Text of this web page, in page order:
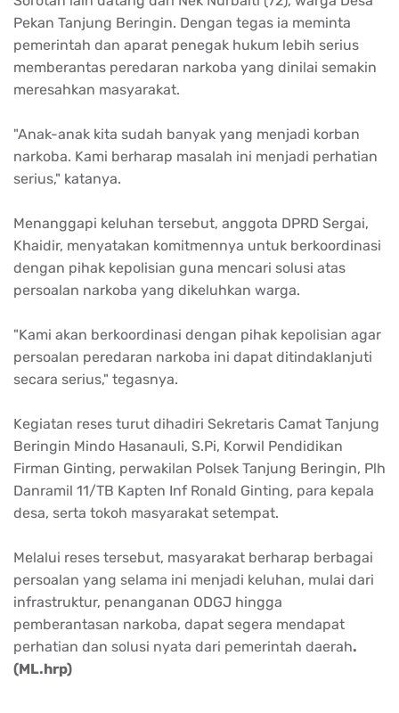
Pekan Tanjung Beringin. Dengan tegas ia meminta
pemerintah dan aparat penegak hukum lebih serius
memberantas peredaran narkoba yang dinilai semakin
meresahkan masyarakat.
"Anak-anak kita sudah banyak yang menjadi korban
narkoba. Kami berharap masalah ini menjadi perhatian
serius," katanya.
Menanggapi keluhan tersebut, anggota DPRD Sergai,
Khaidir, menyatakan komitmennya untuk berkoordinasi
dengan pihak kepolisian guna mencari solusi atas
persoalan narkoba yang dikeluhkan warga.
"Kami akan berkoordinasi dengan pihak kepolisian agar
persoalan peredaran narkoba ini dapat ditindaklanjuti
secara serius," tegasnya.
Kegiatan reses turut dihadiri Sekretaris Camat Tanjung
Beringin Mindo Hasanauli, S.Pi, Korwil Pendidikan
Firman Ginting, perwakilan Polsek Tanjung Beringin, Plh
Danramil 11/TB Kapten Inf Ronald Ginting, para kepala
desa, serta tokoh masyarakat setempat.
Melalui reses tersebut, masyarakat berharap berbagai
persoalan yang selama ini menjadi keluhan, mulai dari
infrastruktur, penanganan ODGJ hingga
pemberantasan narkoba, dapat segera mendapat
perhatian dan solusi nyata dari pemerintah daerah.
(ML.hrp)